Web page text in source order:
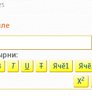
T U T Ячӗ1
X2